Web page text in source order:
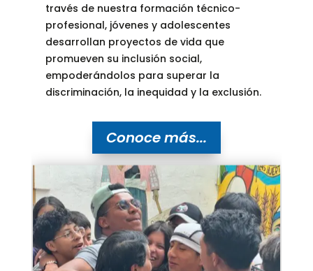
través de nuestra formación técnico-
profesional, jóvenes y adolescentes
desarrollan proyectos de vida que
promueven su inclusión social,
empoderándolos para superar la
discriminación, la inequidad y la exclusión.
Conoce más...